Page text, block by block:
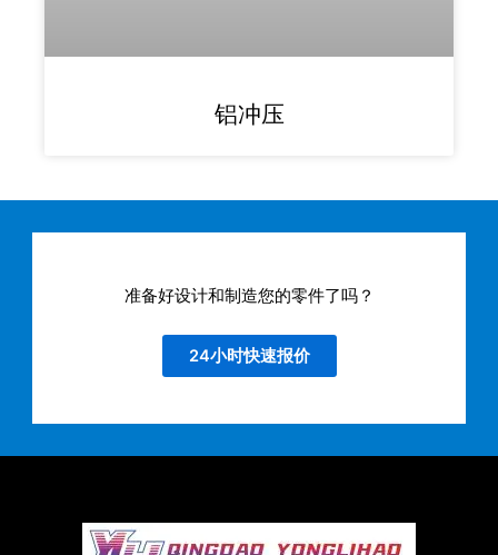
铝冲压
准备好设计和制造您的零件了吗？
24小时快速报价